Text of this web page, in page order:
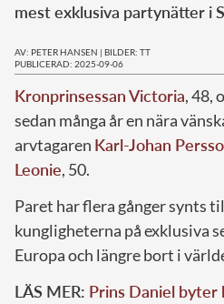
mest exklusiva partynätter i
AV: PETER HANSEN | BILDER: TT
PUBLICERAD: 2025-09-06
Kronprinsessan Victoria, 48,
sedan många år en nära
arvtagaren Karl-Johan
Leonie, 50.
Paret har flera gånger synts
kungligheterna på exklusiva
Europa och längre bort i
LÄS MER: Prins Daniel